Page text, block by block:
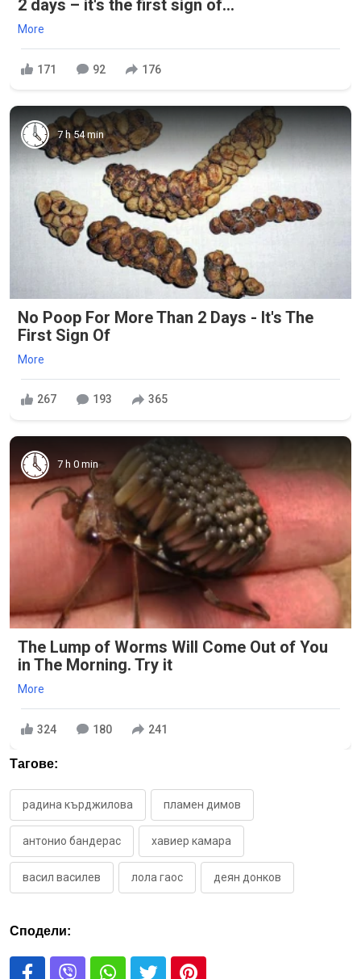
2 days – it's the first sign of...
More
171 92 176
7 h 54 min
No Poop For More Than 2 Days - It's The
First Sign Of
More
267 193 365
7 h 0 min
The Lump of Worms Will Come Out of You
in The Morning. Try it
More
324 180 241
Тагове:
радина кърджилова пламен димов
антонио бандерас хавиер камара
васил василев лола гаос деян донков
Сподели: